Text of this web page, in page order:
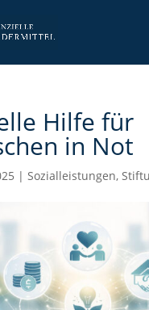
Hilfe für
in Not
| Sozialleistungen,